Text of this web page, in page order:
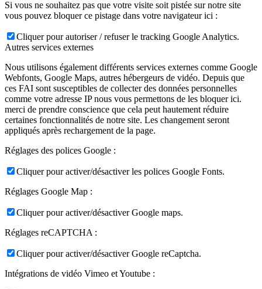
Si vous ne souhaitez pas que votre visite soit pistée sur notre site
vous pouvez bloquer ce pistage dans votre navigateur ici :
Cliquer pour autoriser / refuser le tracking Google Analytics.
Autres services externes
Nous utilisons également différents services externes comme Google
Webfonts, Google Maps, autres hébergeurs de vidéo. Depuis que
ces FAI sont susceptibles de collecter des données personnelles
comme votre adresse IP nous vous permettons de les bloquer ici.
merci de prendre conscience que cela peut hautement réduire
certaines fonctionnalités de notre site. Les changement seront
appliqués après rechargement de la page.
Réglages des polices Google :
Cliquer pour activer/désactiver les polices Google Fonts.
Réglages Google Map :
Cliquer pour activer/désactiver Google maps.
Réglages reCAPTCHA :
Cliquer pour activer/désactiver Google reCaptcha.
Intégrations de vidéo Vimeo et Youtube :